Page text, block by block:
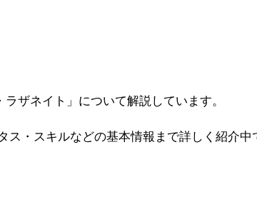
ザネイト」について解説しています。
・スキルなどの基本情報まで詳しく紹介中